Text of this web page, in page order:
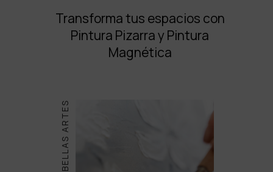
Transforma tus espacios con
Pintura Pizarra y Pintura
Magnética
BELLAS ARTES